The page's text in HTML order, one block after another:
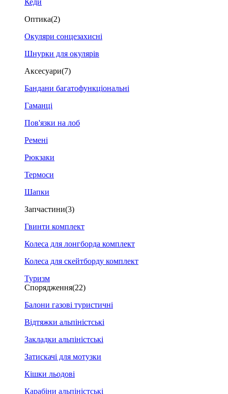
Кеди
Оптика(2)
Окуляри сонцезахисні
Шнурки для окулярів
Аксесуари(7)
Бандани багатофункціональні
Гаманці
Пов'язки на лоб
Ремені
Рюкзаки
Термоси
Шапки
Запчастини(3)
Гвинти комплект
Колеса для лонгборда комплект
Колеса для скейтборду комплект
Туризм
Спорядження(22)
Балони газові туристичні
Відтяжки альпіністські
Закладки альпіністські
Затискачі для мотузки
Кішки льодові
Карабіни альпіністські